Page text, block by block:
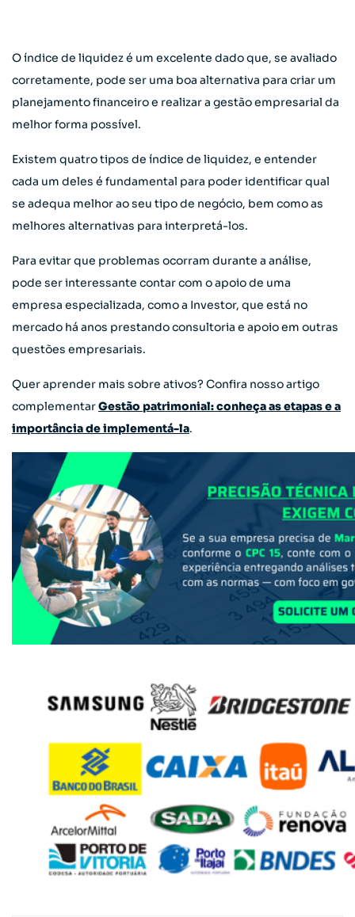
O índice de liquidez é um excelente dado que, se avaliado
corretamente, pode ser uma boa alternativa para criar um
planejamento financeiro e realizar a gestão empresarial da
melhor forma possível.
Existem quatro tipos de índice de liquidez, e entender
cada um deles é fundamental para poder identificar qual
se adequa melhor ao seu tipo de negócio, bem como as
melhores alternativas para interpretá-los.
Para evitar que problemas ocorram durante a análise,
pode ser interessante contar com o apoio de uma
empresa especializada, como a Investor, que está no
mercado há anos prestando consultoria e apoio em outras
questões empresariais.
Quer aprender mais sobre ativos? Confira nosso artigo
complementarGestão patrimonial: conheça as etapas e a
importância de implementá-la.